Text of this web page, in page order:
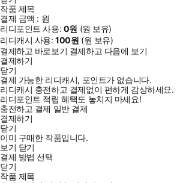
작품 제목
결제 금액 : 원
리디포인트 사용: 0원 (원 보유)
리디캐시 사용:100원 (원 보유)
결제하고 바로보기 결제하고 다음에 보기
결제하기
닫기
결제 가능한 리디캐시, 포인트가 없습니다.
리디캐시 충전하고 결제없이 편하게 감상하세요.
리디포인트 적립 혜택도 놓치지 마세요!
충전하고 결제 일반 결제
결제하기
닫기
이미 구매한 작품입니다.
보기 닫기
결제 방법 선택
닫기
작품 제목